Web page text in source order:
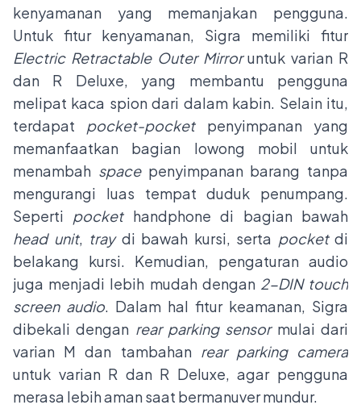
kenyamanan yang memanjakan pengguna.
Untuk fitur kenyamanan, Sigra memiliki fitur
Electric Retractable Outer Mirroruntuk varian R
dan R Deluxe, yang membantu pengguna
melipat kaca spion dari dalam kabin. Selain itu,
terdapat pocket-pocketpenyimpanan yang
memanfaatkan bagian lowong mobil untuk
menambah spacepenyimpanan barang tanpa
mengurangi luas tempat duduk penumpang.
Seperti pockethandphone di bagian bawah
head unit, traydi bawah kursi, serta pocketdi
belakang kursi. Kemudian, pengaturan audio
juga menjadi lebih mudah dengan 2-DIN touch
screen audio. Dalam hal fitur keamanan, Sigra
dibekali dengan rear parking sensormulai dari
varian M dan tambahan rear parking camera
untuk varian R dan R Deluxe, agar pengguna
merasa lebih aman saat bermanuver mundur.